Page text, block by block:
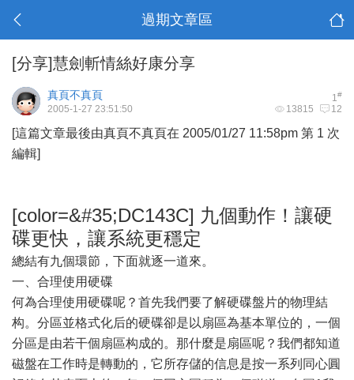
過期文章區
[分享]慧劍斬情絲好康分享
1#
真頁不真頁
13815 12
2005-1-27 23:51:50
[這篇文章最後由真頁不真頁在 2005/01/27 11:58pm 第 1 次
編輯]
[color=&#35;DC143C] 九個動作！讓硬
碟更快，讓系統更穩定
總結有九個環節，下面就逐一道來。
一、合理使用硬碟
何為合理使用硬碟呢？首先我們要了解硬碟盤片的物理結
构。分區並格式化后的硬碟卻是以扇區為基本單位的，一個
分區是由若干個扇區构成的。那什麼是扇區呢？我們都知道
磁盤在工作時是轉動的，它所存儲的信息是按一系列同心圓